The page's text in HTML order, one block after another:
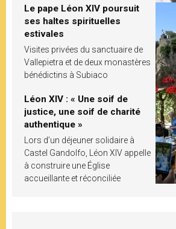
Le pape Léon XIV poursuit
ses haltes spirituelles
estivales
Visites privées du sanctuaire de
Vallepietra et de deux monastères
bénédictins à Subiaco
Léon XIV : « Une soif de
justice, une soif de charité
authentique »
Lors d’un déjeuner solidaire à
Castel Gandolfo, Léon XIV appelle
à construire une Église
accueillante et réconciliée